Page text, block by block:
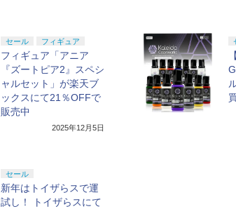
セール フィギュア
フィギュア「アニア
『ズートピア2』スペシ
ャルセット」が楽天ブ
ックスにて21％OFFで
販売中
2025年12月5日
セール
新年はトイザらスで運
試し！ トイザらスにて